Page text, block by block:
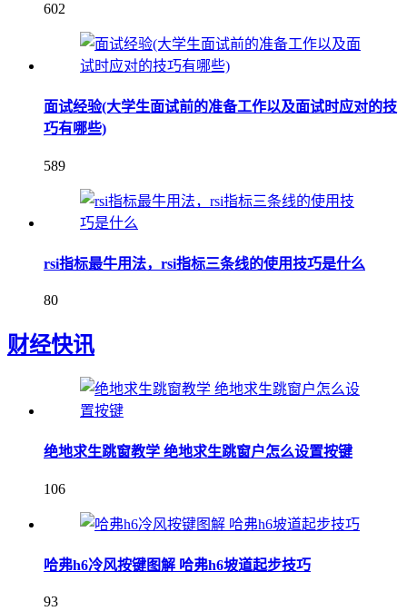
602
面试经验(大学生面试前的准备工作以及面试时应对的技
巧有哪些)
589
rsi指标最牛用法，rsi指标三条线的使用技巧是什么
80
财经快讯
绝地求生跳窗教学 绝地求生跳窗户怎么设置按键
106
哈弗h6冷风按键图解 哈弗h6坡道起步技巧
93